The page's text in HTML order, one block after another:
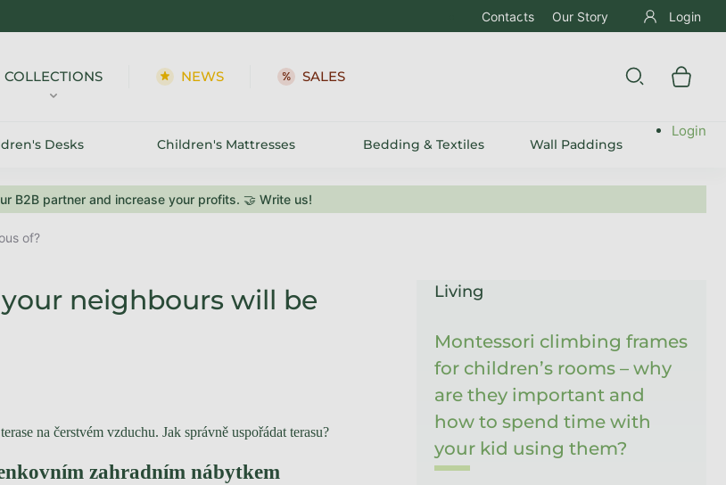
B2B partner and increase your profits. 🤝 Write us!
Contacts Our Story Login
COLLECTIONS NEWS SALES
Desks Children's Mattresses Bedding & Textiles Wall Paddings
Login
of?
Sidebar
Living
Montessori climbing frames
for children’s rooms – why
are they important and
how to spend time with
your kid using them?
neighbours will be
na čerstvém vzduchu. Jak správně uspořádat terasu?
zahradním nábytkem